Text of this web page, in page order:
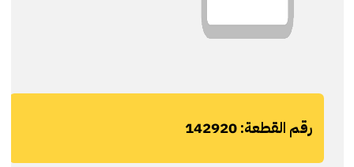
رقم القطعة:142920